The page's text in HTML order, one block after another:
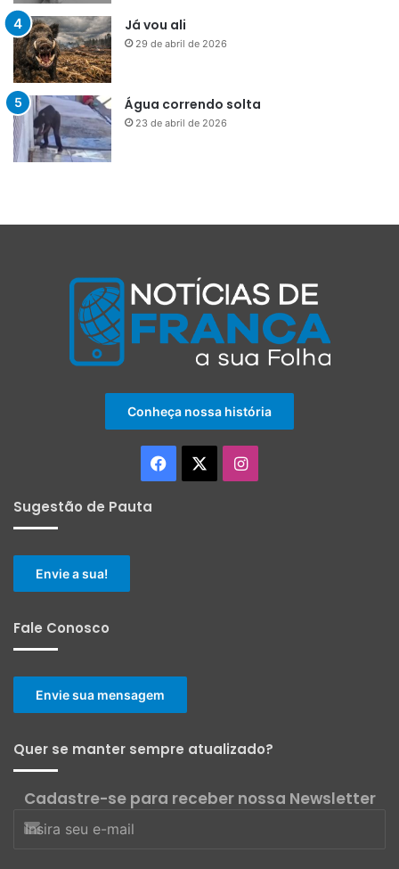
Já vou ali
29 de abril de 2026
Água correndo solta
23 de abril de 2026
Conheça nossa história
Facebook Instagram
Sugestão de Pauta
Envie a sua!
Fale Conosco
Envie sua mensagem
Quer se manter sempre atualizado?
Cadastre-se para receber nossa Newsletter